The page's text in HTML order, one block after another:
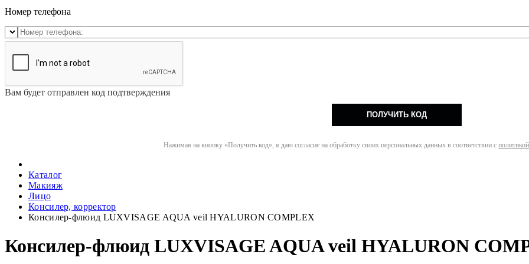
Номер телефона
Вам будет отправлен код подтверждения
ПОЛУЧИТЬ КОД
Нажимая на кнопку «Получить код», я даю согласие на обработку своих персональных данных в соответствии с
Каталог
Макияж
Лицо
Консилер, корректор
Консилер-флюид LUXVISAGE AQUA veil HYALURON COMPLEX
Консилер-флюид LUXVISAGE AQUA veil HYALURON